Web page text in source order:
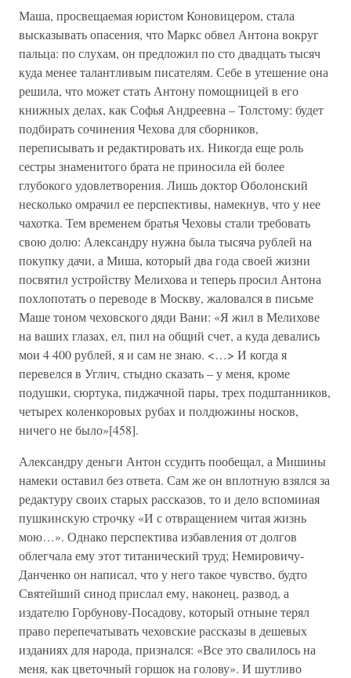
Маша, просвещаемая юристом Коновицером, стала
высказывать опасения, что Маркс обвел Антона вокруг
пальца: по слухам, он предложил по сто двадцать тысяч
куда менее талантливым писателям. Себе в утешение она
решила, что может стать Антону помощницей в его
книжных делах, как Софья Андреевна – Толстому: будет
подбирать сочинения Чехова для сборников,
переписывать и редактировать их. Никогда еще роль
сестры знаменитого брата не приносила ей более
глубокого удовлетворения. Лишь доктор Оболонский
несколько омрачил ее перспективы, намекнув, что у нее
чахотка. Тем временем братья Чеховы стали требовать
свою долю: Александру нужна была тысяча рублей на
покупку дачи, а Миша, который два года своей жизни
посвятил устройству Мелихова и теперь просил Антона
похлопотать о переводе в Москву, жаловался в письме
Маше тоном чеховского дяди Вани: «Я жил в Мелихове
на ваших глазах, ел, пил на общий счет, а куда девались
мои 4 400 рублей, я и сам не знаю. <…> И когда я
перевелся в Углич, стыдно сказать – у меня, кроме
подушки, сюртука, пиджачной пары, трех подштанников,
четырех коленкоровых рубах и полдюжины носков,
ничего не было»[458].
Александру деньги Антон ссудить пообещал, а Мишины
намеки оставил без ответа. Сам же он вплотную взялся за
редактуру своих старых рассказов, то и дело вспоминая
пушкинскую строчку «И с отвращением читая жизнь
мою…». Однако перспектива избавления от долгов
облегчала ему этот титанический труд; Немировичу-
Данченко он написал, что у него такое чувство, будто
Святейший синод прислал ему, наконец, развод, а
издателю Горбунову-Посадову, который отныне терял
право перепечатывать чеховские рассказы в дешевых
изданиях для народа, признался: «Все это свалилось на
меня, как цветочный горшок на голову». И шутливо